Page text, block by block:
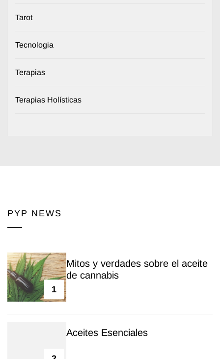
Tarot
Tecnologia
Terapias
Terapias Holísticas
PYP NEWS
1
Mitos y verdades sobre el aceite
de cannabis
Aceites Esenciales